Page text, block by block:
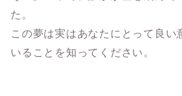
た。
この夢は実はあなたにとって良い
いることを知ってください。